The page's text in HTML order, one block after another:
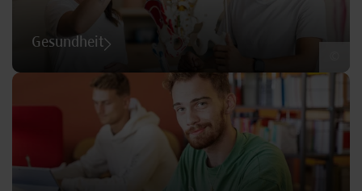
Gesundheit